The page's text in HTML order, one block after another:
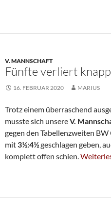
V. MANNSCHAFT
Fünfte verliert knapp
16. FEBRUAR 2020 MARIUS
Trotz einem überraschend
musste sich unsereV.
gegen den Tabellenzweiten
mit 3½:4½geschlagen geben,
komplett offen schien.Fünfte